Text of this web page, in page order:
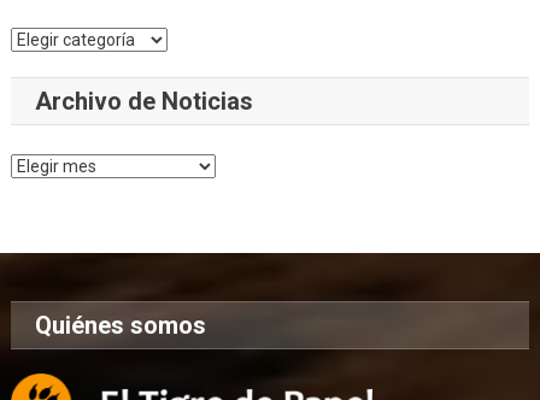
Categorías
Archivo de Noticias
Archivo
Quiénes somos